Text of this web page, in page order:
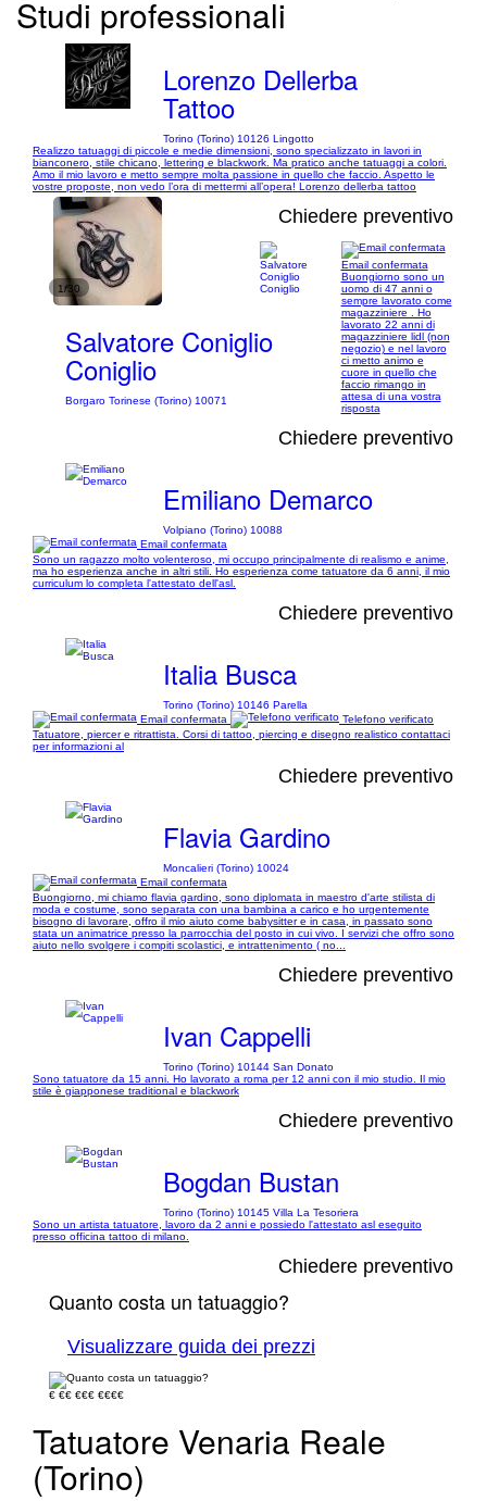
Studi professionali
Lorenzo Dellerba
Tattoo
Torino (Torino) 10126 Lingotto
Realizzo tatuaggi di piccole e medie dimensioni, sono specializzato in lavori in
bianconero, stile chicano, lettering e blackwork. Ma pratico anche tatuaggi a colori.
Amo il mio lavoro e metto sempre molta passione in quello che faccio. Aspetto le
vostre proposte, non vedo l’ora di mettermi all’opera! Lorenzo dellerba tattoo
1/30
Chiedere preventivo
Salvatore Coniglio
Coniglio
Borgaro Torinese (Torino) 10071
Email confermata
Buongiorno sono un
uomo di 47 anni o
sempre lavorato come
magazziniere . Ho
lavorato 22 anni di
magazziniere lidl (non
negozio) e nel lavoro
ci metto animo e
cuore in quello che
faccio rimango in
attesa di una vostra
risposta
Chiedere preventivo
Emiliano Demarco
Volpiano (Torino) 10088
Email confermata
Sono un ragazzo molto volenteroso, mi occupo principalmente di realismo e anime,
ma ho esperienza anche in altri stili. Ho esperienza come tatuatore da 6 anni, il mio
curriculum lo completa l'attestato dell'asl.
Chiedere preventivo
Italia Busca
Torino (Torino) 10146 Parella
Email confermata
Telefono verificato
Tatuatore, piercer e ritrattista. Corsi di tattoo, piercing e disegno realistico contattaci
per informazioni al
Chiedere preventivo
Flavia Gardino
Moncalieri (Torino) 10024
Email confermata
Buongiorno, mi chiamo flavia gardino, sono diplomata in maestro d'arte stilista di
moda e costume, sono separata con una bambina a carico e ho urgentemente
bisogno di lavorare, offro il mio aiuto come babysitter e in casa, in passato sono
stata un animatrice presso la parrocchia del posto in cui vivo. I servizi che offro sono
aiuto nello svolgere i compiti scolastici, e intrattenimento ( no...
Chiedere preventivo
Ivan Cappelli
Torino (Torino) 10144 San Donato
Sono tatuatore da 15 anni. Ho lavorato a roma per 12 anni con il mio studio. Il mio
stile è giapponese traditional e blackwork
Chiedere preventivo
Bogdan Bustan
Torino (Torino) 10145 Villa La Tesoriera
Sono un artista tatuatore, lavoro da 2 anni e possiedo l'attestato asl eseguito
presso officina tattoo di milano.
Chiedere preventivo
Quanto costa un tatuaggio?
Visualizzare guida dei prezzi
€ €€ €€€ €€€€
Tatuatore Venaria Reale
(Torino)